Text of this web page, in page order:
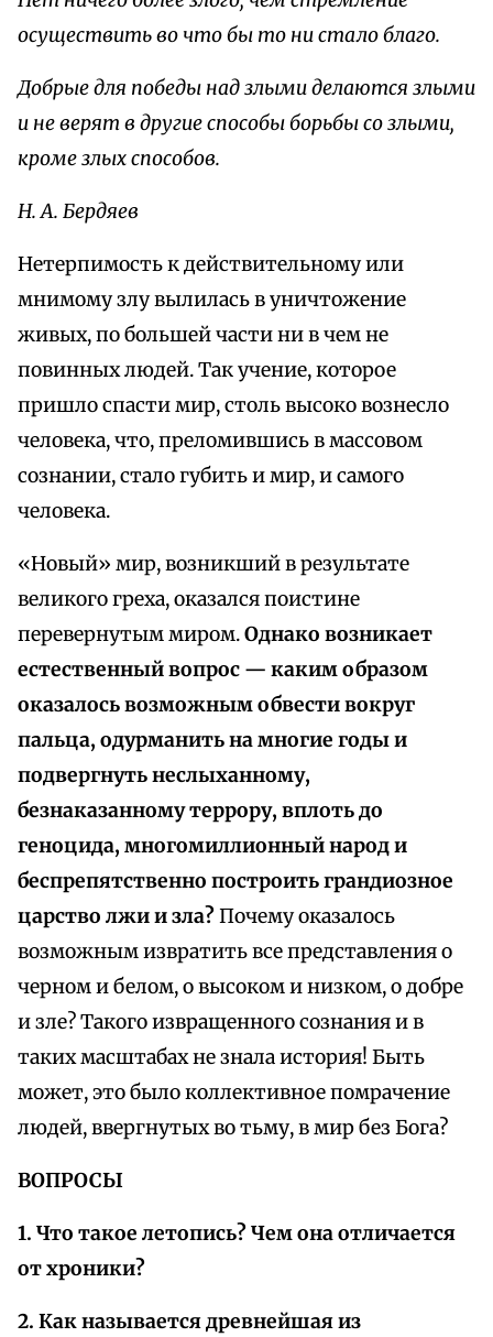
осуществить во что бы то ни стало благо.
Добрые для победы над злыми делаются злыми
и не верят в другие способы борьбы со злыми,
кроме злых способов.
Н. А. Бердяев
Нетерпимость к действительному или
мнимому злу вылилась в уничтожение
живых, по большей части ни в чем не
повинных людей. Так учение, которое
пришло спасти мир, столь высоко вознесло
человека, что, преломившись в массовом
сознании, стало губить и мир, и самого
человека.
«Новый» мир, возникший в результате
великого греха, оказался поистине
перевернутым миром.Однако возникает
естественный вопрос — каким образом
оказалось возможным обвести вокруг
пальца, одурманить на многие годы и
подвергнуть неслыханному,
безнаказанному террору, вплоть до
геноцида, многомиллионный народ и
беспрепятственно построить грандиозное
царство лжи и зла?Почему оказалось
возможным извратить все представления о
черном и белом, о высоком и низком, о добре
и зле? Такого извращенного сознания и в
таких масштабах не знала история! Быть
может, это было коллективное помрачение
людей, ввергнутых во тьму, в мир без Бога?
ВОПРОСЫ
1. Что такое летопись? Чем она отличается
от хроники?
2. Как называется древнейшая из